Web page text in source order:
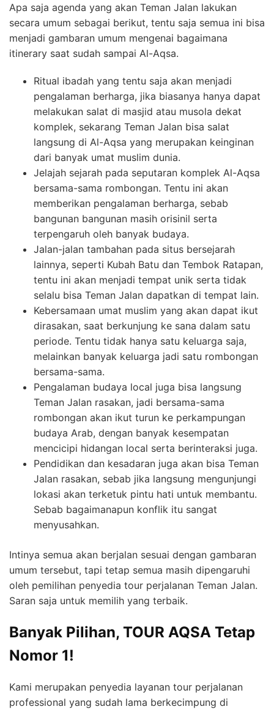
Apa saja agenda yang akan Teman Jalan lakukan
secara umum sebagai berikut, tentu saja semua ini bisa
menjadi gambaran umum mengenai bagaimana
itinerary saat sudah sampai Al-Aqsa.
Ritual ibadah yang tentu saja akan menjadi
pengalaman berharga, jika biasanya hanya dapat
melakukan salat di masjid atau musola dekat
komplek, sekarang Teman Jalan bisa salat
langsung di Al-Aqsa yang merupakan keinginan
dari banyak umat muslim dunia.
Jelajah sejarah pada seputaran komplek Al-Aqsa
bersama-sama rombongan. Tentu ini akan
memberikan pengalaman berharga, sebab
bangunan bangunan masih orisinil serta
terpengaruh oleh banyak budaya.
Jalan-jalan tambahan pada situs bersejarah
lainnya, seperti Kubah Batu dan Tembok Ratapan,
tentu ini akan menjadi tempat unik serta tidak
selalu bisa Teman Jalan dapatkan di tempat lain.
Kebersamaan umat muslim yang akan dapat ikut
dirasakan, saat berkunjung ke sana dalam satu
periode. Tentu tidak hanya satu keluarga saja,
melainkan banyak keluarga jadi satu rombongan
bersama-sama.
Pengalaman budaya local juga bisa langsung
Teman Jalan rasakan, jadi bersama-sama
rombongan akan ikut turun ke perkampungan
budaya Arab, dengan banyak kesempatan
mencicipi hidangan local serta berinteraksi juga.
Pendidikan dan kesadaran juga akan bisa Teman
Jalan rasakan, sebab jika langsung mengunjungi
lokasi akan terketuk pintu hati untuk membantu.
Sebab bagaimanapun konflik itu sangat
menyusahkan.
Intinya semua akan berjalan sesuai dengan gambaran
umum tersebut, tapi tetap semua masih dipengaruhi
oleh pemilihan penyedia tour perjalanan Teman Jalan.
Saran saja untuk memilih yang terbaik.
Banyak Pilihan, TOUR AQSA Tetap
Nomor 1!
Kami merupakan penyedia layanan tour perjalanan
professional yang sudah lama berkecimpung di